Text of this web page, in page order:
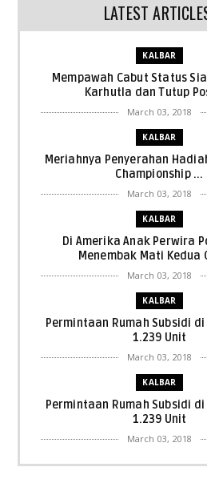
LATEST
KALBAR
Mempawah Cabut Status
Karhutla dan Tutup
March 03, 2018
KALBAR
Meriahnya Penyerahan
Championship ...
March 03, 2018
KALBAR
Di Amerika Anak Perwira
Menembak Mati Kedua
March 03, 2018
KALBAR
Permintaan Rumah Subsidi
1.239 Unit
March 03, 2018
KALBAR
Permintaan Rumah Subsidi
1.239 Unit
March 03, 2018
KALBAR